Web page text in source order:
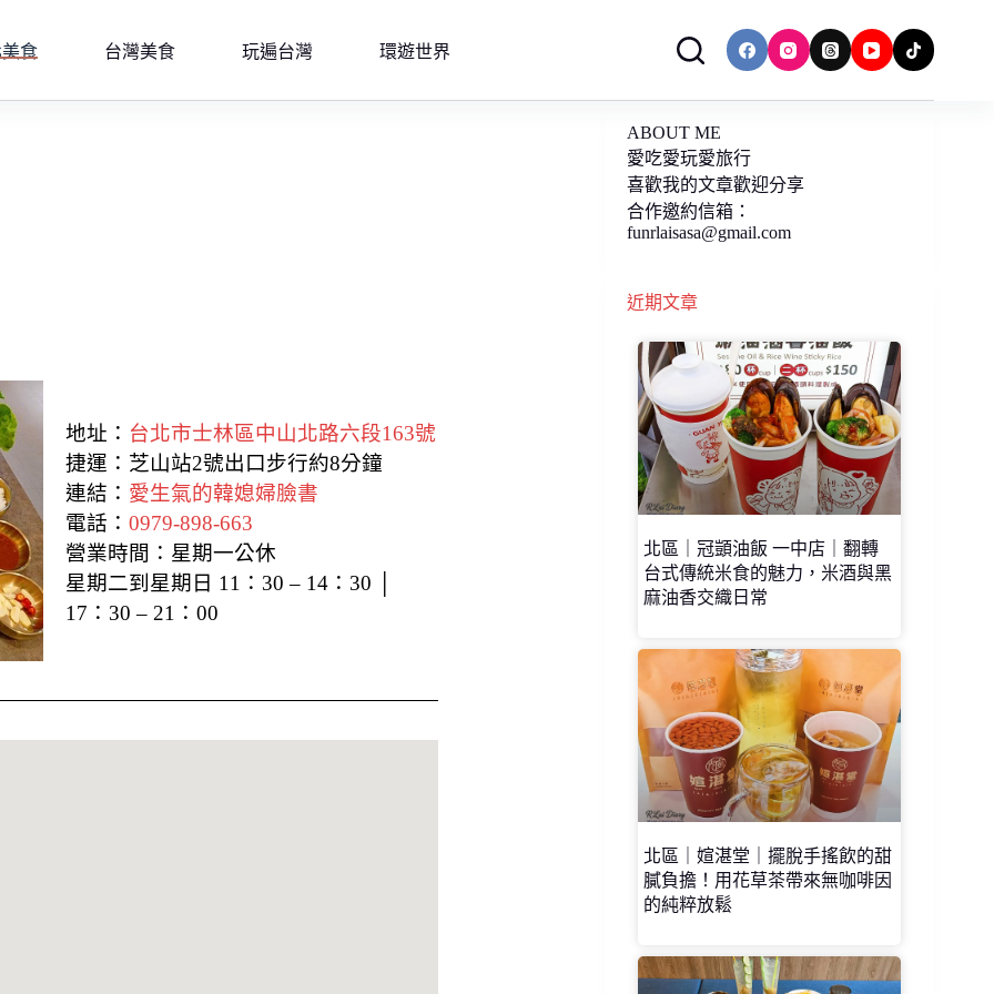
食 台灣美食 玩遍台灣 環遊世界
地址： 台北市士林區中山北路六段163號
捷運：芝山站2號出口步行約8分鐘
連結： 愛生氣的韓媳婦臉書
電話： 0979-898-663
營業時間：星期一公休
星期二到星期日 11：30 – 14：30 │
17：30 – 21：00
ABOUT ME
愛吃愛玩愛旅行
喜歡我的文章歡迎分享
合作邀約信箱：
funrlaisasa@gmail.com
近期文章
北區｜冠顗油飯 一中店｜翻轉
台式傳統米食的魅力，米酒與黑
麻油香交織日常
北區｜媗湛堂｜擺脫手搖飲的甜
膩負擔！用花草茶帶來無咖啡因
的純粹放鬆